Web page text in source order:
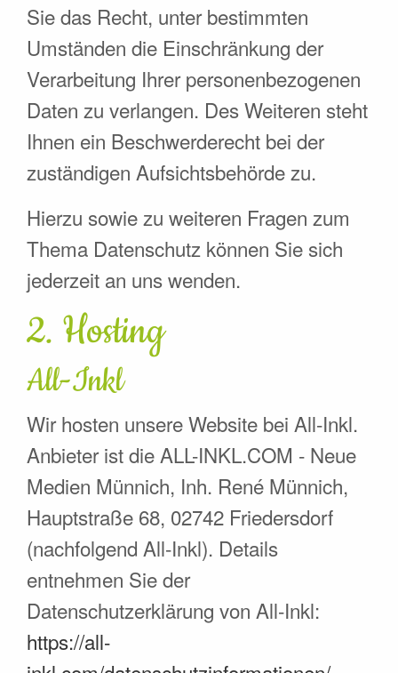
Sie das Recht, unter bestimmten
Umständen die Einschränkung der
Verarbeitung Ihrer personenbezogenen
Daten zu verlangen. Des Weiteren steht
Ihnen ein Beschwerderecht bei der
zuständigen Aufsichtsbehörde zu.
Hierzu sowie zu weiteren Fragen zum
Thema Datenschutz können Sie sich
jederzeit an uns wenden.
2. Hosting
All-Inkl
Wir hosten unsere Website bei All-Inkl.
Anbieter ist die ALL-INKL.COM - Neue
Medien Münnich, Inh. René Münnich,
Hauptstraße 68, 02742 Friedersdorf
(nachfolgend All-Inkl). Details
entnehmen Sie der
Datenschutzerklärung von All-Inkl:
https://all-